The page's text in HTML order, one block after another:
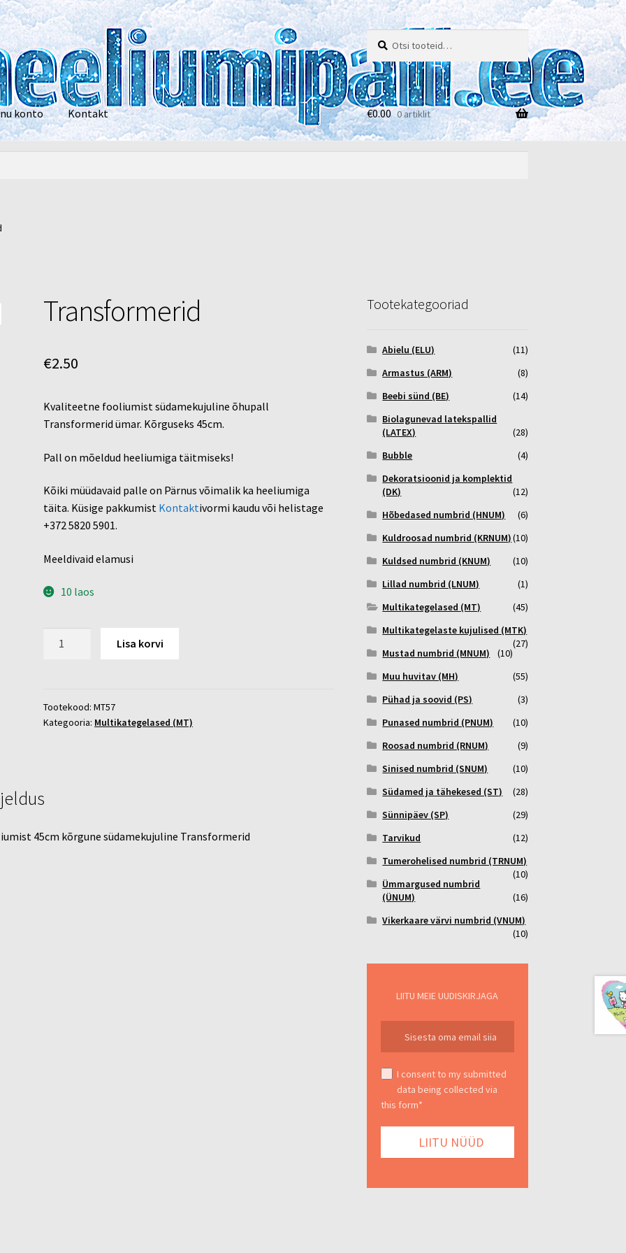
Otsi:
Otsi
konto Kontakt €0.00 0 artiklit
Transformerid
€2.50
Kvaliteetne fooliumist südamekujuline õhupall
Transformerid ümar. Kõrguseks 45cm.
Pall on mõeldud heeliumiga täitmiseks!
Kõiki müüdavaid palle on Pärnus võimalik ka heeliumiga
täita. Küsige pakkumist Kontaktivormi kaudu või helistage
+372 5820 5901.
Meeldivaid elamusi
10 laos
Lisa korvi
Tootekood:MT57
Kategooria: Multikategelased (MT)
45cm kõrgune südamekujuline Transformerid
Tootekategooriad
Abielu (ELU)
(11)
Armastus (ARM)
(8)
Beebi sünd (BE)
(14)
Biolagunevad latekspallid
(LATEX)
(28)
Bubble
(4)
Dekoratsioonid ja komplektid
(DK)
(12)
Hõbedased numbrid (HNUM)
(6)
Kuldroosad numbrid (KRNUM)(10)
Kuldsed numbrid (KNUM)
(10)
Lillad numbrid (LNUM)
(1)
Multikategelased (MT)
(45)
Multikategelaste kujulised (MTK)
(27)
Mustad numbrid (MNUM)
(10)
Muu huvitav (MH)
(55)
Pühad ja soovid (PS)
(3)
Punased numbrid (PNUM)
(10)
Roosad numbrid (RNUM)
(9)
Sinised numbrid (SNUM)
(10)
Südamed ja tähekesed (ST)
(28)
Sünnipäev (SP)
(29)
Tarvikud
(12)
Tumerohelised numbrid (TRNUM)
(10)
Ümmargused numbrid
(ÜNUM)
(16)
Vikerkaare värvi numbrid (VNUM)
(10)
LIITU MEIE UUDISKIRJAGA
I consent to my submitted
data being collected via
this form*